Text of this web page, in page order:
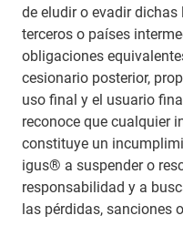
de eludir o evadir dichas
terceros o países
obligaciones
cesionario posterior,
uso final y el usuario
reconoce que cualquier
constituye un
igus® a suspender o
responsabilidad y a
las pérdidas, sanciones o